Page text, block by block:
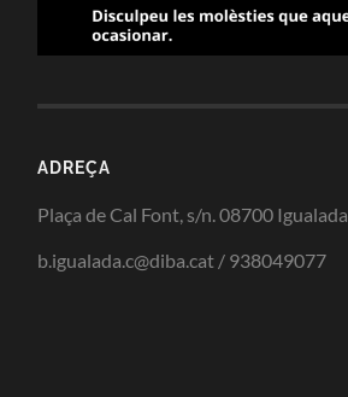
ADREÇA
Plaça de Cal Font, s/n. 08700 Igualada
b.igualada.c@diba.cat / 938049077